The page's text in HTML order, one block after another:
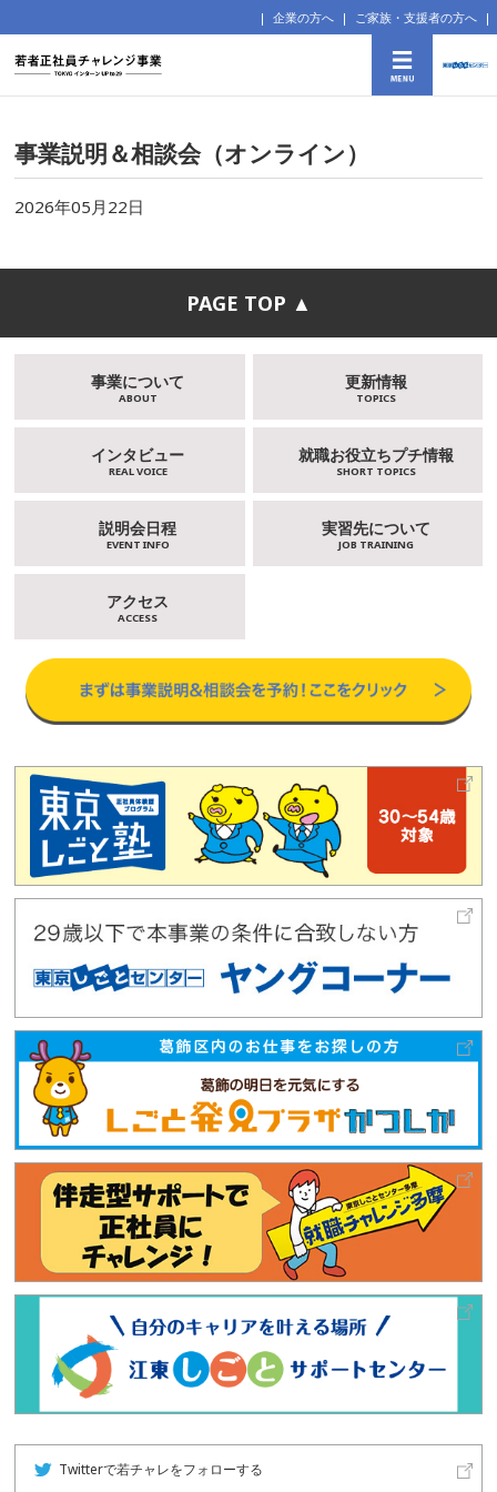
企業の方へ ご家族・支援者の方へ
事業説明＆相談会（オンライン）
2026年05月22日
PAGE TOP ▲
事業について
ABOUT
更新情報
TOPICS
インタビュー
REAL VOICE
就職お役立ちプチ情報
SHORT TOPICS
説明会日程
EVENT INFO
実習先について
JOB TRAINING
アクセス
ACCESS
Twitterで若チャレをフォローする